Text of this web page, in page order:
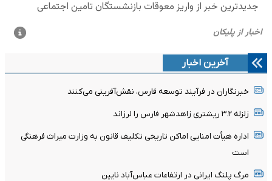
آخرین اخبار
خبرنگاران در فرآیند توسعه فارس، نقش‌آفرینی می‌کنند
زلزله ۳.۲ ریشتری زاهدشهر فارس را لرزاند
اداره هیأت امنایی اماکن تاریخی تکلیف قانون به وزارت میراث فرهنگی
است
مرگ پلنگ ایرانی در ارتفاعات عباس‌آباد نایین